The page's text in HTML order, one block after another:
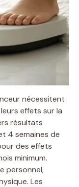
nécessitent
effets sur la
résultats
4 semaines de
des effets
minimum.
personnel,
Les